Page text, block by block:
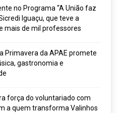
no Programa “A União faz
Iguaçu, que teve a
mais de mil professores
Primavera da APAE promete
gastronomia e
força do voluntariado com
a quem transforma Valinhos